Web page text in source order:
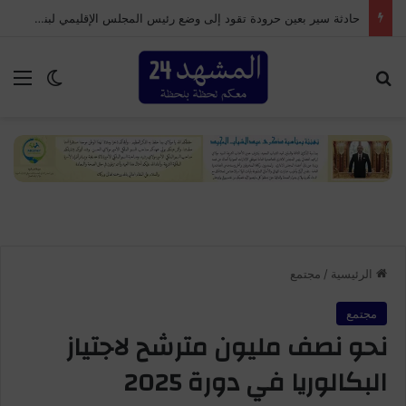
حادثة سير بعين حرودة تقود إلى وضع رئيس المجلس الإقليمي لبنسليمان تحت الحراسة النظرية
الوضع
الرئيسية / مجتمع
مجتمع
نحو نصف مليون مترشح لاجتياز
البكالوريا في دورة 2025